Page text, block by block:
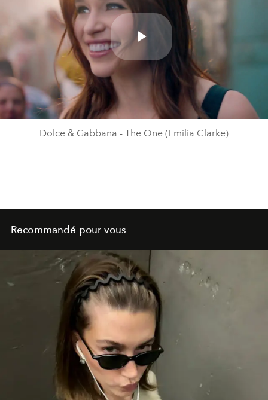
Play
Video
Dolce & Gabbana - The One (Emilia Clarke)
Recommandé pour vous